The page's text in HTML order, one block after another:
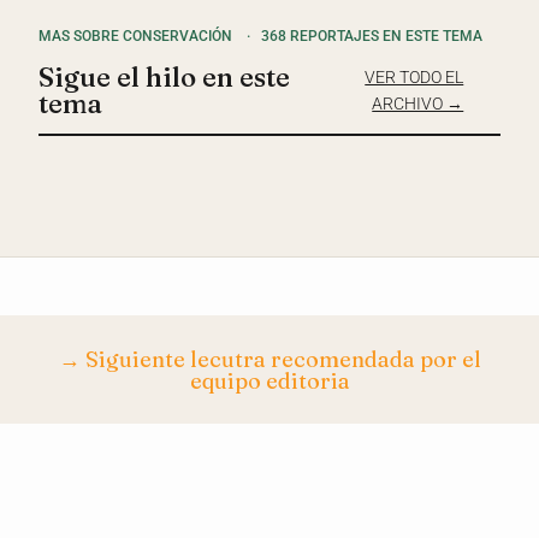
MAS SOBRE CONSERVACIÓN · 368 REPORTAJES EN ESTE TEMA
Sigue el hilo en este
tema
VER TODO EL
ARCHIVO →
→ Siguiente lecutra recomendada por el
equipo editoria